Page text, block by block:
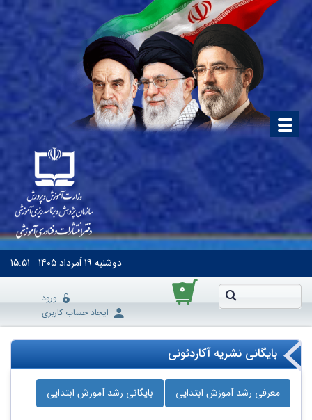
دوشنبه ۱۹ اَمرداد ۱۴۰۵ ۱۵:۵۱
۰
ورود
ایجاد حساب کاربری
بایگانی نشریه آکاردئونی
معرفی رشد آموزش ابتدایی بایگانی رشد آموزش ابتدایی